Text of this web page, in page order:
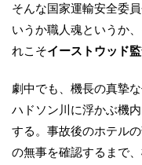
そんな国家運輸安全委
いうか職人魂というか
れこそイーストウッド
劇中でも、機長の真摯
ハドソン川に浮かぶ機
する。事故後のホテル
の無事を確認するまで